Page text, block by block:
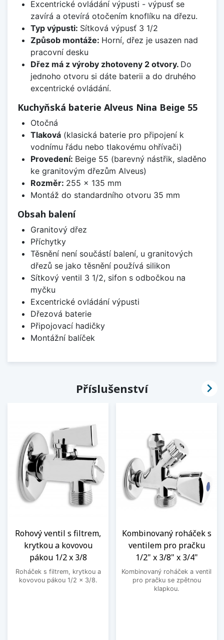
Excentrické ovládání výpusti - výpusť se
zavírá a otevírá otočením knoflíku na dřezu.
Typ výpusti: Sítková výpusť 3 1/2
Způsob montáže: Horní, dřez je usazen nad
pracovní desku
Dřez má z výroby zhotoveny 2 otvory. Do
jednoho otvoru si dáte baterii a do druhého
excentrické ovládání.
Kuchyňská baterie Alveus Nina Beige 55
Otočná
Tlaková(klasická baterie pro připojení k
vodnímu řádu nebo tlakovému ohřívači)
Provedení: Beige 55 (barevný nástřik, sladěno
ke granitovým dřezům Alveus)
Rozměr: 255 x 135 mm
Montáž do standardního otvoru 35 mm
Obsah balení
Granitový dřez
Příchytky
Těsnění není součástí balení, u granitových
dřezů se jako těsnění používá silikon
Sítkový ventil 3 1/2, sifon s odbočkou na
myčku
Excentrické ovládání výpusti
Dřezová baterie
Připojovací hadičky
Montážní balíček
Příslušenství
Rohový ventil s filtrem,
krytkou a kovovou
pákou 1/2 x 3/8
Roháček s filtrem, krytkou a
kovovou pákou 1/2 x 3/8.
Kombinovaný roháček s
ventilem pro pračku
1/2" x 3/8" x 3/4"
Kombinovaný roháček a ventil
pro pračku se zpětnou
klapkou.
